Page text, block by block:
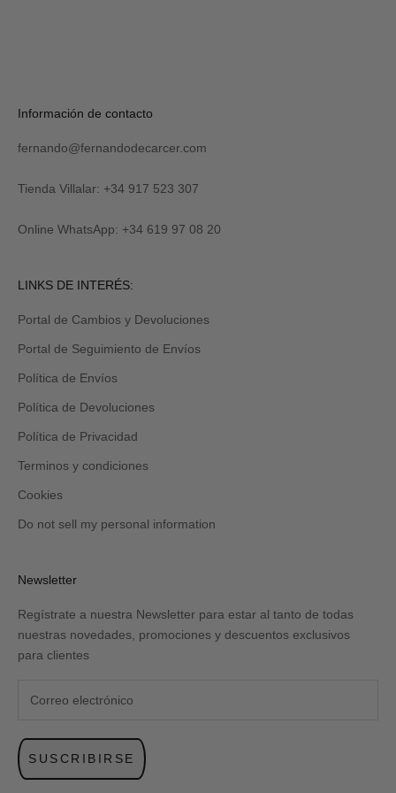
R
I
I
M
E
Verás
tu
al
y
recibirás
Revisa
carpeta
promociones
spam.
Información de contacto
fernando@fernandodecarcer.com
Tienda Villalar: +34 917 523 307
Online WhatsApp: +34 619 97 08 20
LINKS DE INTERÉS:
Portal de Cambios y Devoluciones
Portal de Seguimiento de Envíos
Política de Envíos
Política de Devoluciones
Política de Privacidad
Terminos y condiciones
Cookies
Do not sell my personal information
Newsletter
Regístrate a nuestra Newsletter para estar al tanto de todas
nuestras novedades, promociones y descuentos exclusivos
para clientes
SUSCRIBIRSE